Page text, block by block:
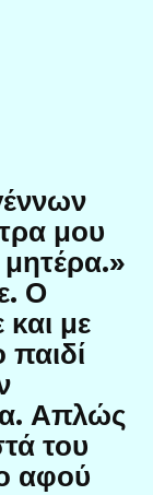
μου
Ο
με
παιδί
Απλώς
του
αφού